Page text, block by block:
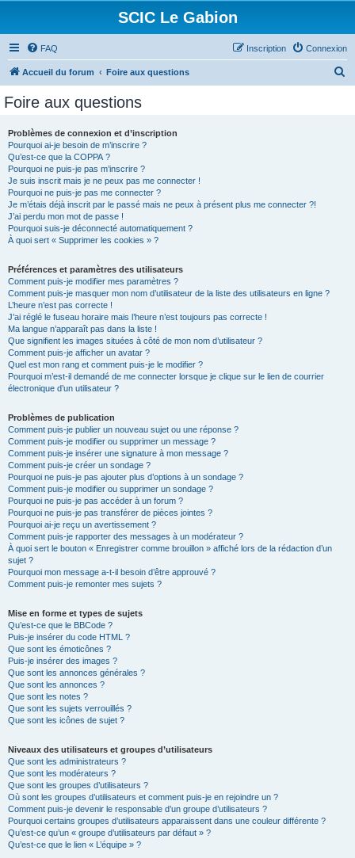
SCIC Le Gabion
FAQ Connexion
Inscription
Accueil du forum Foire aux questions
Foire aux questions
Problèmes de connexion et d’inscription
Pourquoi ai-je besoin de m’inscrire ?
Qu’est-ce que la COPPA ?
Pourquoi ne puis-je pas m’inscrire ?
Je suis inscrit mais je ne peux pas me connecter !
Pourquoi ne puis-je pas me connecter ?
Je m’étais déjà inscrit par le passé mais ne peux à présent plus me connecter ?!
J’ai perdu mon mot de passe !
Pourquoi suis-je déconnecté automatiquement ?
À quoi sert « Supprimer les cookies » ?
Préférences et paramètres des utilisateurs
Comment puis-je modifier mes paramètres ?
Comment puis-je masquer mon nom d’utilisateur de la liste des utilisateurs en ligne ?
L’heure n’est pas correcte !
J’ai réglé le fuseau horaire mais l’heure n’est toujours pas correcte !
Ma langue n’apparaît pas dans la liste !
Que signifient les images situées à côté de mon nom d’utilisateur ?
Comment puis-je afficher un avatar ?
Quel est mon rang et comment puis-je le modifier ?
Pourquoi m’est-il demandé de me connecter lorsque je clique sur le lien de courrier
électronique d’un utilisateur ?
Problèmes de publication
Comment puis-je publier un nouveau sujet ou une réponse ?
Comment puis-je modifier ou supprimer un message ?
Comment puis-je insérer une signature à mon message ?
Comment puis-je créer un sondage ?
Pourquoi ne puis-je pas ajouter plus d’options à un sondage ?
Comment puis-je modifier ou supprimer un sondage ?
Pourquoi ne puis-je pas accéder à un forum ?
Pourquoi ne puis-je pas transférer de pièces jointes ?
Pourquoi ai-je reçu un avertissement ?
Comment puis-je rapporter des messages à un modérateur ?
À quoi sert le bouton « Enregistrer comme brouillon » affiché lors de la rédaction d’un
sujet ?
Pourquoi mon message a-t-il besoin d’être approuvé ?
Comment puis-je remonter mes sujets ?
Mise en forme et types de sujets
Qu’est-ce que le BBCode ?
Puis-je insérer du code HTML ?
Que sont les émoticônes ?
Puis-je insérer des images ?
Que sont les annonces générales ?
Que sont les annonces ?
Que sont les notes ?
Que sont les sujets verrouillés ?
Que sont les icônes de sujet ?
Niveaux des utilisateurs et groupes d’utilisateurs
Que sont les administrateurs ?
Que sont les modérateurs ?
Que sont les groupes d’utilisateurs ?
Où sont les groupes d’utilisateurs et comment puis-je en rejoindre un ?
Comment puis-je devenir le responsable d’un groupe d’utilisateurs ?
Pourquoi certains groupes d’utilisateurs apparaissent dans une couleur différente ?
Qu’est-ce qu’un « groupe d’utilisateurs par défaut » ?
Qu’est-ce que le lien « L’équipe » ?